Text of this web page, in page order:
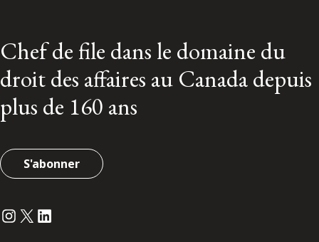
Chef de file dans le domaine du
droit des affaires au Canada depuis
plus de 160 ans
S'abonner
Instagram
Twitter
LinkedIn